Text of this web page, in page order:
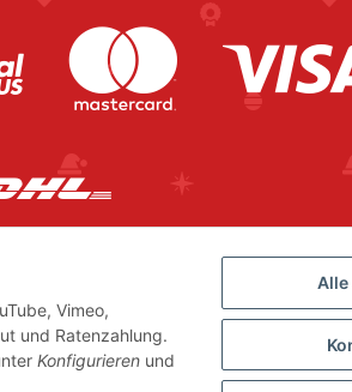
Vimeo,
und Ratenzahlung.
Konfigurieren und
Alle